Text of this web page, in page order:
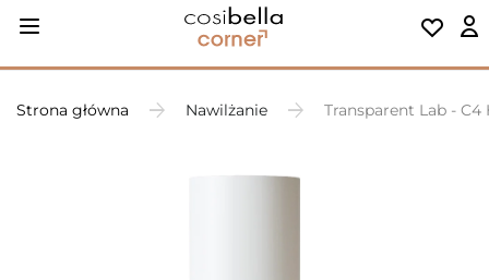
Strona główna Nawilżanie Transparent Lab -